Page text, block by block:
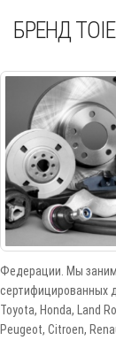
БРЕНД TOIE
Федерации. Мы
сертифицированных
Toyota, Honda, Land
Peugeot, Citroen,